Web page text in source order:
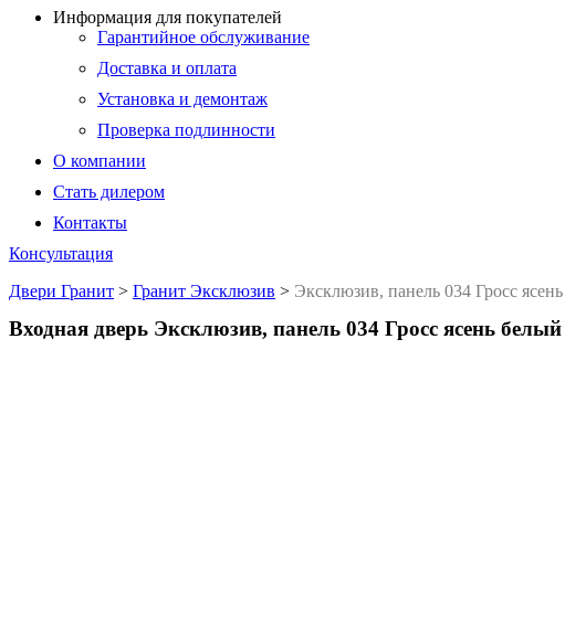
Информация для покупателей
Гарантийное обслуживание
Доставка и оплата
Установка и демонтаж
Проверка подлинности
О компании
Стать дилером
Контакты
Консультация
Двери Гранит > Гранит Эксклюзив > Эксклюзив, панель 034 Гросс
Входная дверь Эксклюзив, панель 034 Гросс ясень